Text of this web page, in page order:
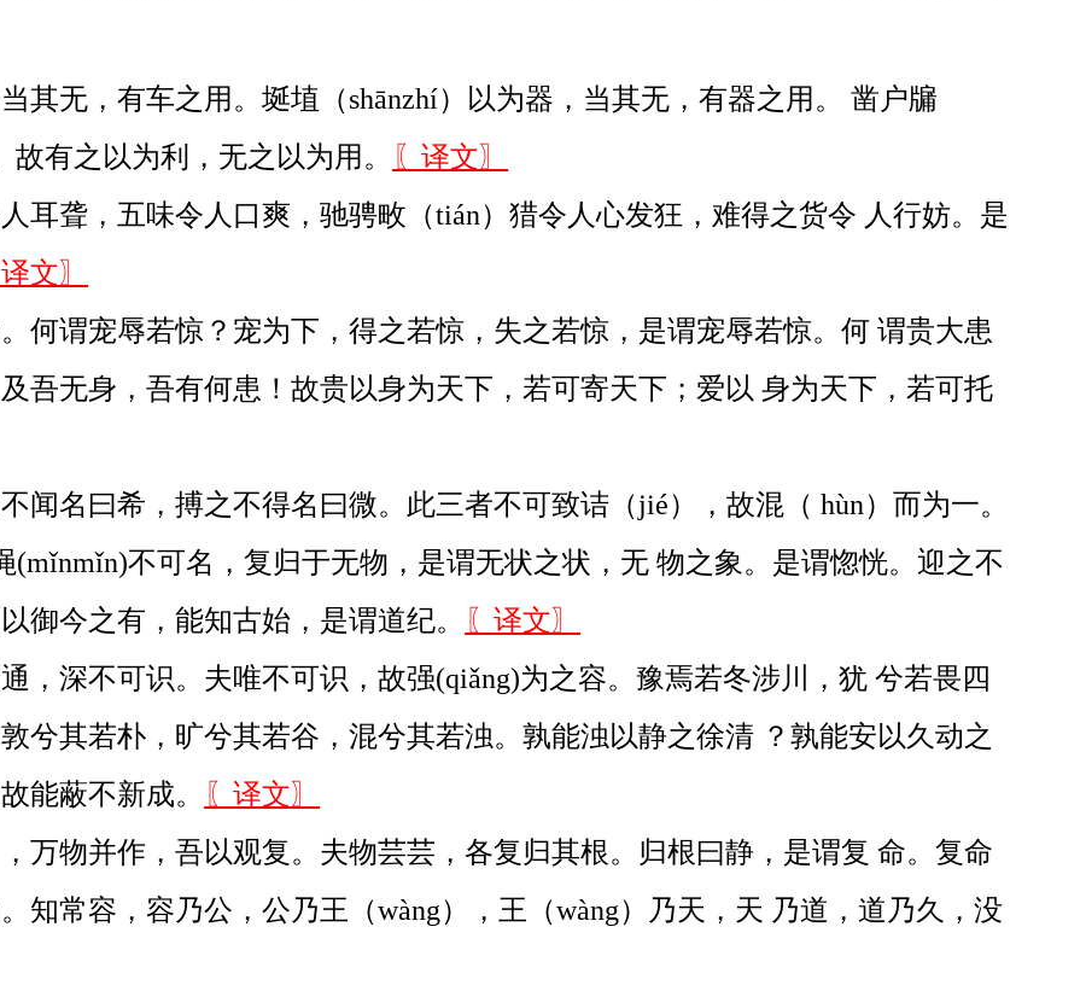
其无，有车之用。埏埴（shānzhí）以为器，当其无，有器之用。 凿户牖
故有之以为利，无之以为用。
〖译文〗
耳聋，五味令人口爽，驰骋畋（tián）猎令人心发狂，难得之货令 人行妨。是
文〗
何谓宠辱若惊？宠为下，得之若惊，失之若惊，是谓宠辱若惊。何 谓贵大患
吾无身，吾有何患！故贵以身为天下，若可寄天下；爱以 身为天下，若可托
闻名曰希，搏之不得名曰微。此三者不可致诘（jié），故混（ hùn）而为一。
不可名，复归于无物，是谓无状之状，无 物之象。是谓惚恍。迎之不
御今之有，能知古始，是谓道纪。
〖译文〗
，深不可识。夫唯不可识，故强(qiǎng)为之容。豫焉若冬涉川，犹 兮若畏四
兮其若朴，旷兮其若谷，混兮其若浊。孰能浊以静之徐清 ？孰能安以久动之
能蔽不新成。
〖译文〗
万物并作，吾以观复。夫物芸芸，各复归其根。归根曰静，是谓复 命。复命
知常容，容乃公，公乃王（wàng），王（wàng）乃天，天 乃道，道乃久，没